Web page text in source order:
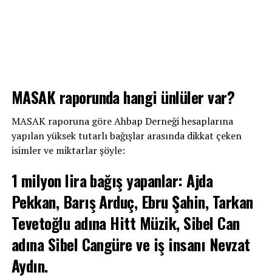
MASAK raporunda hangi ünlüler var?
MASAK raporuna göre Ahbap Derneği hesaplarına
yapılan yüksek tutarlı bağışlar arasında dikkat çeken
isimler ve miktarlar şöyle:
1 milyon lira bağış yapanlar: Ajda
Pekkan, Barış Arduç, Ebru Şahin, Tarkan
Tevetoğlu adına Hitt Müzik, Sibel Can
adına Sibel Cangüre ve iş insanı Nevzat
Aydın.